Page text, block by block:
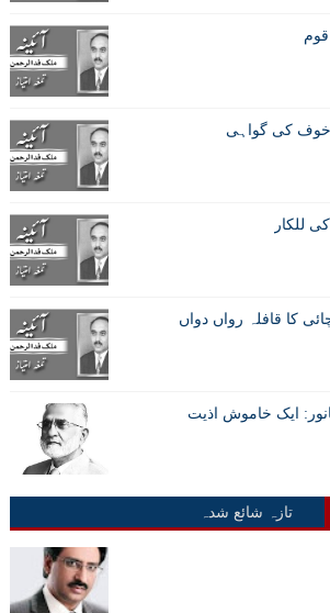
خوف کی گواہی
للکار
کا قافلہ رواں دواں
ایک خاموش اذیت
تازہ شائع شدہ